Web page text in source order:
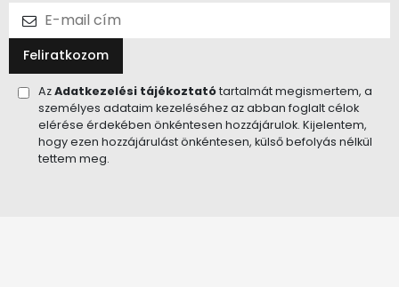
Feliratkozom
AzAdatkezelési tájékoztatótartalmát megismertem, a
személyes adataim kezeléséhez az abban foglalt célok
elérése érdekében önkéntesen hozzájárulok. Kijelentem,
hogy ezen hozzájárulást önkéntesen, külső befolyás nélkül
tettem meg.